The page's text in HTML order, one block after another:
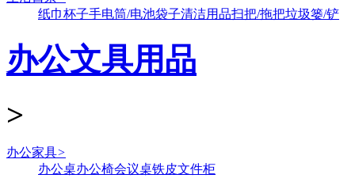
纸巾杯子手电筒/电池袋子清洁用品扫把/拖把垃圾篓/铲
办公文具用品
>
办公家具>
办公桌办公椅会议桌铁皮文件柜